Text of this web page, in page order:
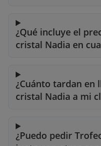
¿Qué incluye el
cristal Nadia en
¿Cuánto tardan en
cristal Nadia a mi
¿Puedo pedir